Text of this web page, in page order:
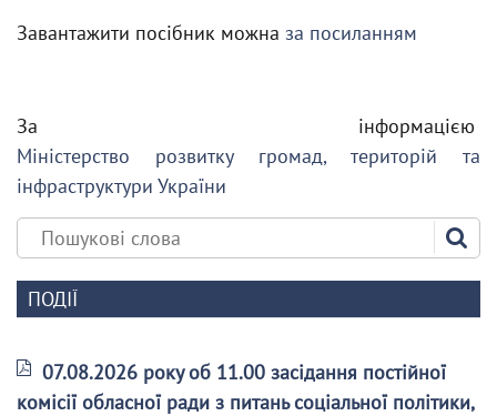
Завантажити посібник можна за посиланням
За інформацією
Міністерство розвитку громад, територій та
інфраструктури України
ПОДІЇ
07.08.2026 року об 11.00 засідання постійної
комісії обласної ради з питань соціальної політики,